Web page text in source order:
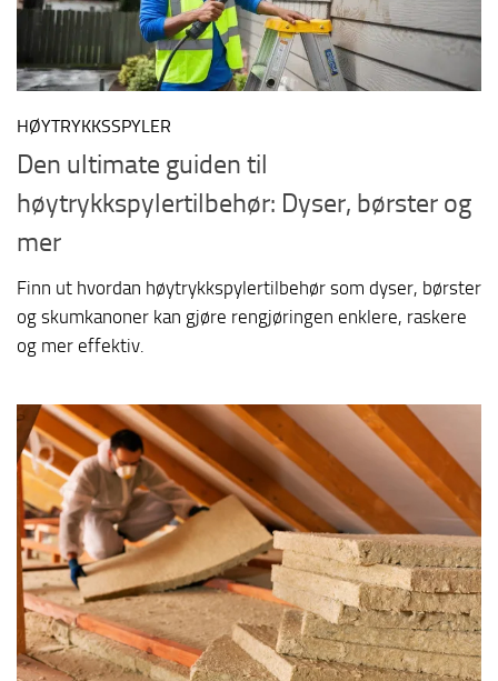
HØYTRYKKSSPYLER
Den ultimate guiden til
høytrykkspylertilbehør: Dyser, børster og
mer
Finn ut hvordan høytrykkspylertilbehør som dyser, børster
og skumkanoner kan gjøre rengjøringen enklere, raskere
og mer effektiv.